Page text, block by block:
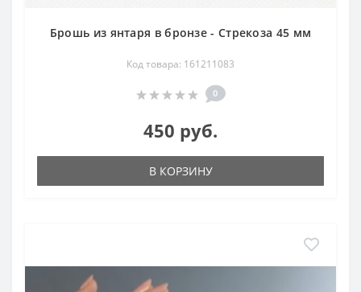
Брошь из янтаря в бронзе - Стрекоза 45 мм
Код товара: 161211083
0
450 руб.
В КОРЗИНУ